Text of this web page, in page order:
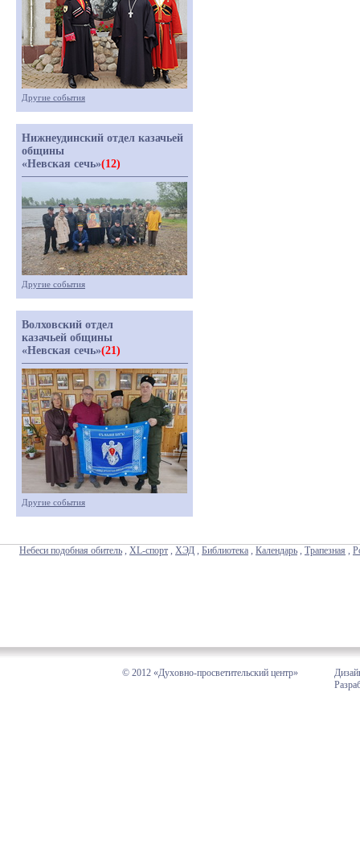
Другие события
Нижнеудинский отдел казачьей
общины
«Невская сечь»(12)
Другие события
Волховский отдел
казачьей общины
«Невская сечь»(21)
Другие события
Небеси подобная обитель , XL-спорт , ХЭД , Библиотека , Календарь , Трапезная ,
© 2012 «Духовно-просветительский центр»